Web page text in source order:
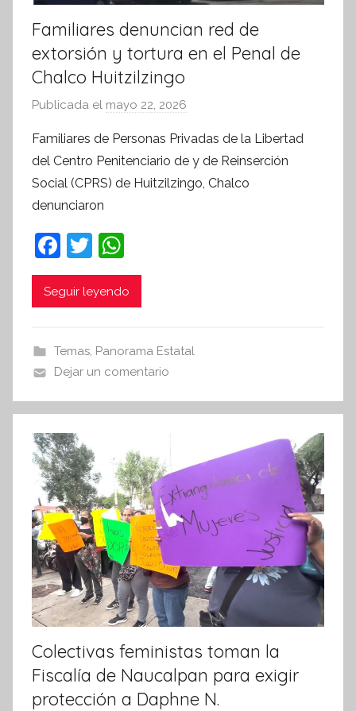
Familiares denuncian red de
extorsión y tortura en el Penal de
Chalco Huitzilzingo
Publicada el mayo 22, 2026
r
S
í
n
r
i
v
Familiares de Personas Privadas de la Libertad
del Centro Penitenciario de y de Reinserción
Social (CPRS) de Huitzilzingo, Chalco
denunciaron
F
a
c
b
o
o
k
T
w
itt
h
at
A
p
p
Seguir leyendo
Temas, Panorama Estatal
Dejar un comentario
Colectivas feministas toman la
Fiscalía de Naucalpan para exigir
protección a Daphne N.